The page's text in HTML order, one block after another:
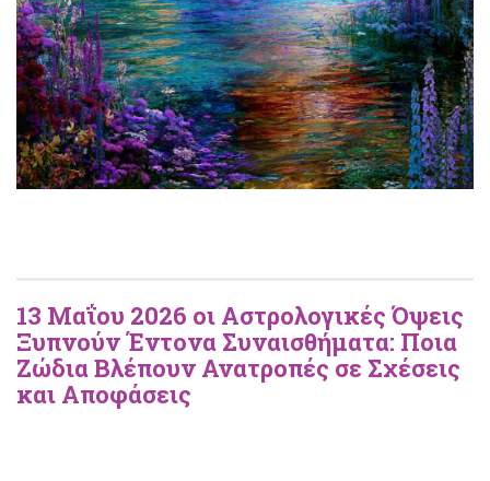
13 Μαΐου 2026 οι Αστρολογικές Όψεις
Ξυπνούν Έντονα Συναισθήματα: Ποια
Ζώδια Βλέπουν Ανατροπές σε Σχέσεις
και Αποφάσεις